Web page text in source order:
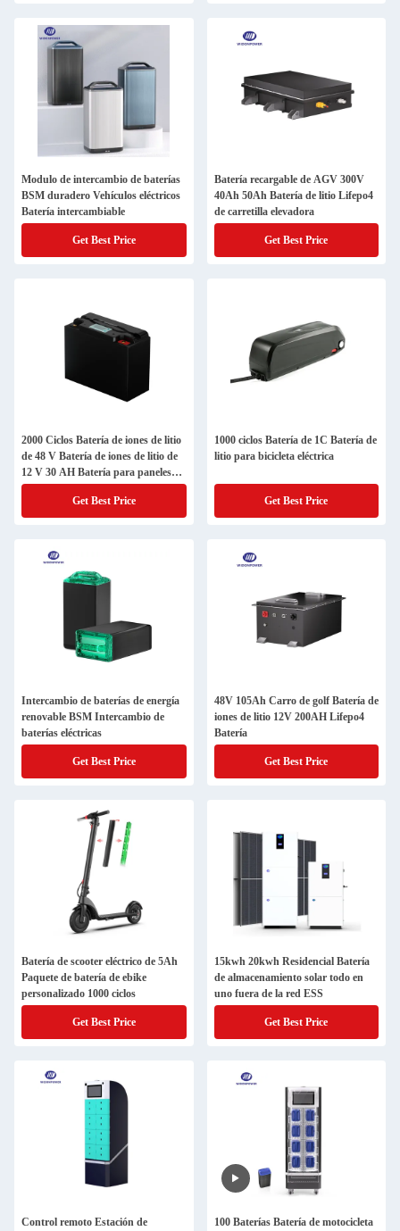
Modulo de intercambio de baterías
BSM duradero Vehículos eléctricos
Batería intercambiable
Get Best Price
Batería recargable de AGV 300V
40Ah 50Ah Batería de litio Lifepo4
de carretilla elevadora
Get Best Price
2000 Ciclos Batería de iones de litio
de 48 V Batería de iones de litio de
12 V 30 AH Batería para paneles
solares
Get Best Price
1000 ciclos Batería de 1C Batería de
litio para bicicleta eléctrica
Get Best Price
Intercambio de baterías de energía
renovable BSM Intercambio de
baterías eléctricas
Get Best Price
48V 105Ah Carro de golf Batería de
iones de litio 12V 200AH Lifepo4
Batería
Get Best Price
Batería de scooter eléctrico de 5Ah
Paquete de batería de ebike
personalizado 1000 ciclos
Get Best Price
15kwh 20kwh Residencial Batería
de almacenamiento solar todo en
uno fuera de la red ESS
Get Best Price
Control remoto Estación de
100 Baterías Batería de motocicleta